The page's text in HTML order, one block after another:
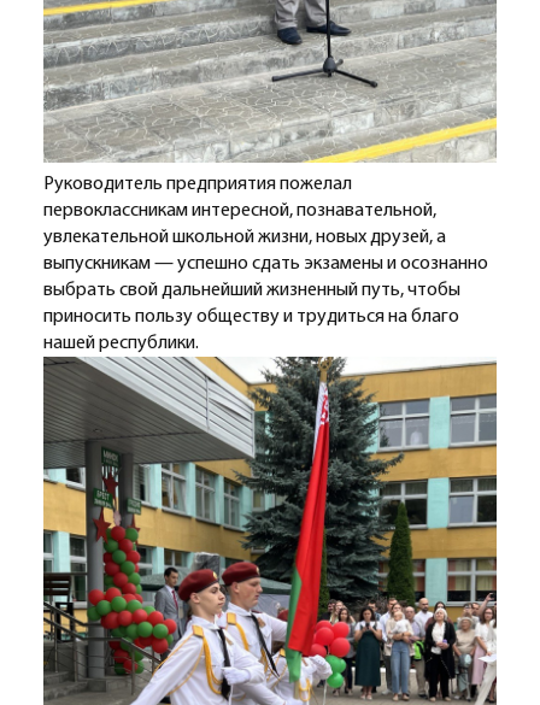
Руководитель предприятия пожелал
первоклассникам интересной, познавательной,
увлекательной школьной жизни, новых друзей, а
выпускникам — успешно сдать экзамены и осознанно
выбрать свой дальнейший жизненный путь, чтобы
приносить пользу обществу и трудиться на благо
нашей республики.